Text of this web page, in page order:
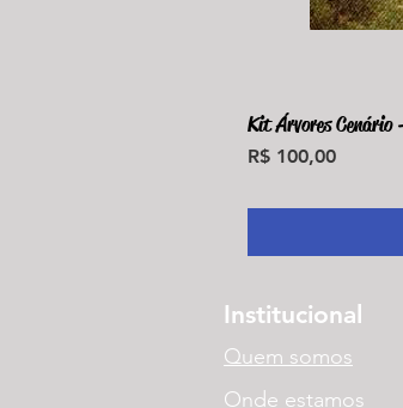
Kit Árvores Cenário
Preço
R$ 100,00
Institucional
Quem somos
Onde estamos